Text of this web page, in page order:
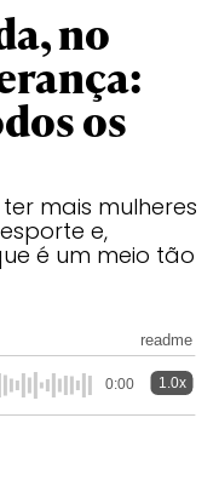
no
os
mais mulheres
e,
é um meio tão
readme
0:00 1.0x